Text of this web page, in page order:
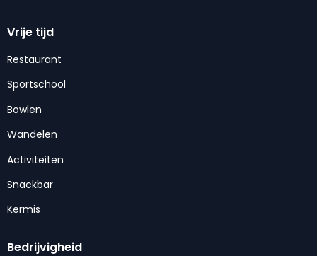
Vrije tijd
Restaurant
Sportschool
Bowlen
Wandelen
Activiteiten
Snackbar
Kermis
Bedrijvigheid